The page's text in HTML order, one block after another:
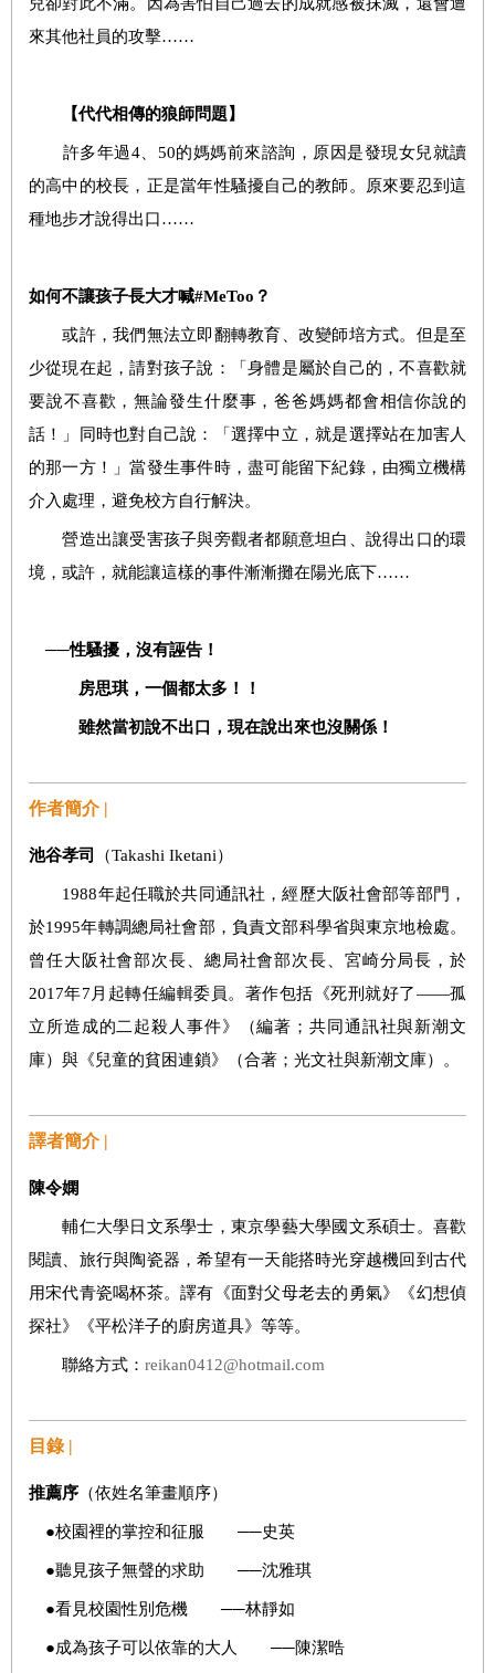
來其他社員的攻擊……
【代代相傳的狼師問題】
許多年過4、50的媽媽前來諮詢，原因是發現女兒就讀
的高中的校長，正是當年性騷擾自己的教師。原來要忍到這
種地步才說得出口……
如何不讓孩子長大才喊#MeToo ？
或許，我們無法立即翻轉教育、改變師培方式。但是至
少從現在起，請對孩子說：「身體是屬於自己的，不喜歡就
要說不喜歡，無論發生什麼事，爸爸媽媽都會相信你說的
話！」同時也對自己說：「選擇中立，就是選擇站在加害人
的那一方！」當發生事件時，盡可能留下紀錄，由獨立機構
介入處理，避免校方自行解決。
營造出讓受害孩子與旁觀者都願意坦白、說得出口的環
境，或許，就能讓這樣的事件漸漸攤在陽光底下……
──性騷擾，沒有誣告！
房思琪，一個都太多！！
雖然當初說不出口，現在說出來也沒關係！
作者簡介 |
池谷孝司 （Takashi Iketani）
1988年起任職於共同通訊社，經歷大阪社會部等部門，
於1995年轉調總局社會部，負責文部科學省與東京地檢處。
曾任大阪社會部次長、總局社會部次長、宮崎分局長，於
2017年7月起轉任編輯委員。著作包括《死刑就好了——孤
立所造成的二起殺人事件》（編著；共同通訊社與新潮文
庫）與《兒童的貧困連鎖》（合著；光文社與新潮文庫）。
譯者簡介 |
陳令嫻
輔仁大學日文系學士，東京學藝大學國文系碩士。喜歡
閱讀、旅行與陶瓷器，希望有一天能搭時光穿越機回到古代
用宋代青瓷喝杯茶。譯有《面對父母老去的勇氣》《幻想偵
探社》《平松洋子的廚房道具》等等。
聯絡方式： reikan0412@hotmail.com
目錄 |
推薦序 （依姓名筆畫順序）
●校園裡的掌控和征服 ──史英
●聽見孩子無聲的求助 ──沈雅琪
●看見校園性別危機 ──林靜如
●成為孩子可以依靠的大人 ──陳潔晧